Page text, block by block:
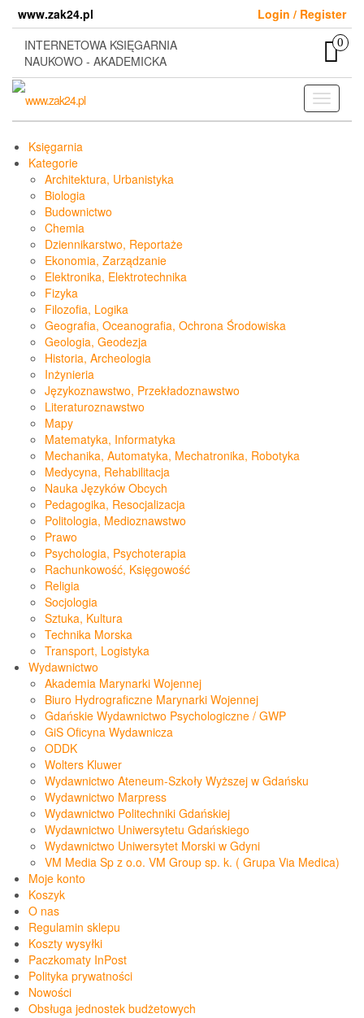
content
www.zak24.pl
Login / Register
INTERNETOWA KSIĘGARNIA
NAUKOWO - AKADEMICKA
0
Toggle
Księgarnia
Kategorie
Architektura, Urbanistyka
Biologia
Budownictwo
Chemia
Dziennikarstwo, Reportaże
Ekonomia, Zarządzanie
Elektronika, Elektrotechnika
Fizyka
Filozofia, Logika
Geografia, Oceanografia, Ochrona Środowiska
Geologia, Geodezja
Historia, Archeologia
Inżynieria
Językoznawstwo, Przekładoznawstwo
Literaturoznawstwo
Mapy
Matematyka, Informatyka
Mechanika, Automatyka, Mechatronika, Robotyka
Medycyna, Rehabilitacja
Nauka Języków Obcych
Pedagogika, Resocjalizacja
Politologia, Medioznawstwo
Prawo
Psychologia, Psychoterapia
Rachunkowość, Księgowość
Religia
Socjologia
Sztuka, Kultura
Technika Morska
Transport, Logistyka
Wydawnictwo
Akademia Marynarki Wojennej
Biuro Hydrograficzne Marynarki Wojennej
Gdańskie Wydawnictwo Psychologiczne / GWP
GiS Oficyna Wydawnicza
ODDK
Wolters Kluwer
Wydawnictwo Ateneum-Szkoły Wyższej w Gdańsku
Wydawnictwo Marpress
Wydawnictwo Politechniki Gdańskiej
Wydawnictwo Uniwersytetu Gdańskiego
Wydawnictwo Uniwersytet Morski w Gdyni
VM Media Sp z o.o. VM Group sp. k. ( Grupa Via Medica)
Moje konto
Koszyk
O nas
Regulamin sklepu
Koszty wysyłki
Paczkomaty InPost
Polityka prywatności
Nowości
Obsługa jednostek budżetowych